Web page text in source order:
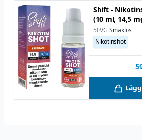
Shift -
(10 ml, 14,5
50VG Smaklös
Nikotinshot